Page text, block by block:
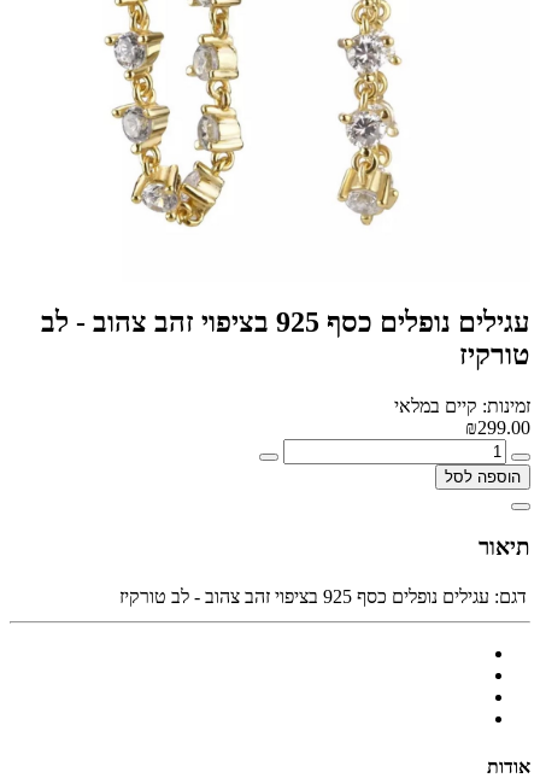
עגילים נופלים כסף 925 בציפוי זהב צהוב - לב
טורקיז
זמינות: קיים במלאי
₪299.00
הוספה לסל
תיאור
דגם: עגילים נופלים כסף 925 בציפוי זהב צהוב - לב טורקיז
אודות